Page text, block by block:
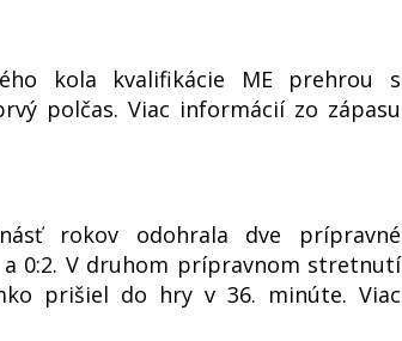
kola kvalifikácie ME prehrou s
polčas. Viac informácií zo zápasu
rokov odohrala dve prípravné
0:2. V druhom prípravnom stretnutí
prišiel do hry v 36. minúte. Viac